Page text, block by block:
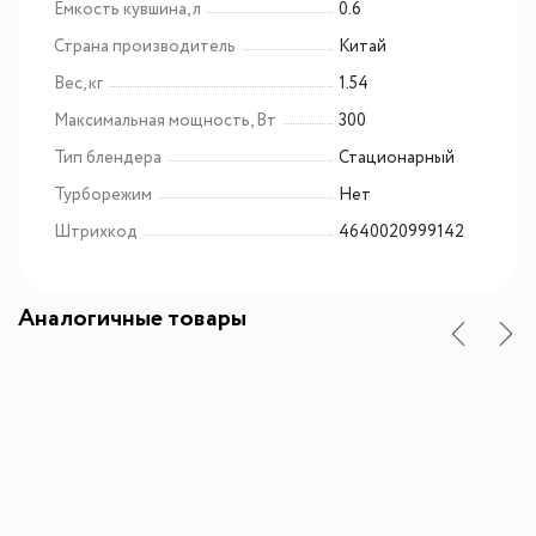
Емкость кувшина, л
0.6
Страна производитель
Китай
Вес, кг
1.54
Максимальная мощность, Вт
300
Тип блендера
Стационарный
Турборежим
Нет
Штрихкод
4640020999142
Аналогичные товары